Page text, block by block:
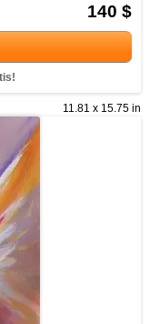
140 $
11.81 x 15.75 in